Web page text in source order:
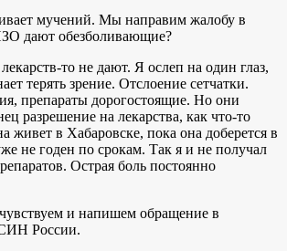
мучений. Мы направим жалобу в
дают обезболивающие?
то не дают. Я ослеп на один глаз,
терять зрение. Отслоение сетчатки.
препараты дорогостоящие. Но они
разрешение на лекарства, как что-то
живет в Хабаровске, пока она доберется в
не годен по срокам. Так я и не получал
Острая боль постоянно
и напишем обращение в
России.